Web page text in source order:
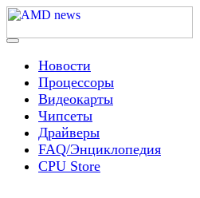
Skip
content
AMD news
Menu
Новости
Процессоры
Видеокарты
Чипсеты
Драйверы
FAQ/Энциклопедия
CPU Store